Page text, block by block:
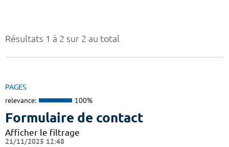
Résultats 1 à 2 sur 2 au total
PAGES
relevance: 100%
Formulaire de contact
Afficher le filtrage
21/11/2025 12:48